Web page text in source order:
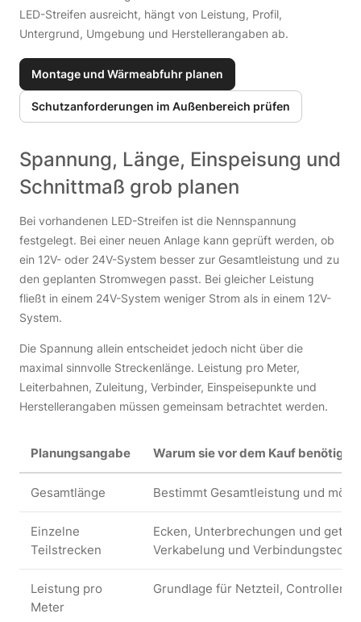
LED-Streifen ausreicht, hängt von Leistung, Profil,
Untergrund, Umgebung und Herstellerangaben ab.
Montage und Wärmeabfuhr planen
Schutzanforderungen im Außenbereich prüfen
Spannung, Länge, Einspeisung und
Schnittmaß grob planen
Bei vorhandenen LED-Streifen ist die Nennspannung
festgelegt. Bei einer neuen Anlage kann geprüft werden, ob
ein 12V- oder 24V-System besser zur Gesamtleistung und zu
den geplanten Stromwegen passt. Bei gleicher Leistung
fließt in einem 24V-System weniger Strom als in einem 12V-
System.
Die Spannung allein entscheidet jedoch nicht über die
maximal sinnvolle Streckenlänge. Leistung pro Meter,
Leiterbahnen, Zuleitung, Verbinder, Einspeisepunkte und
Herstellerangaben müssen gemeinsam betrachtet werden.
Planungsangabe Warum sie vor dem Kauf benötigt
Gesamtlänge Bestimmt Gesamtleistung und
Einzelne
Teilstrecken
Ecken, Unterbrechungen und
Verkabelung und
Leistung pro
Meter
Grundlage für Netzteil, Controller